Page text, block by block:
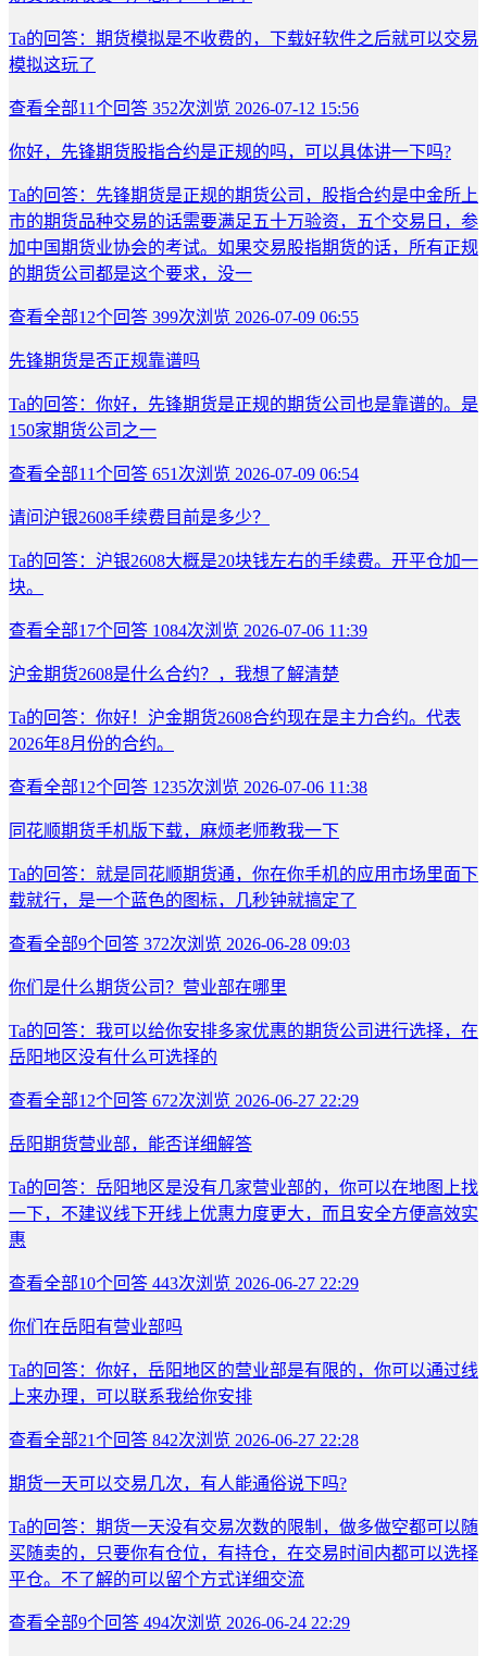
Ta的回答：期货模拟是不收费的，下载好软件之后就可以交易
模拟这玩了
查看全部11个回答 352次浏览 2026-07-12 15:56
你好，先锋期货股指合约是正规的吗，可以具体讲一下吗?
Ta的回答：先锋期货是正规的期货公司，股指合约是中金所上
市的期货品种交易的话需要满足五十万验资，五个交易日，参
加中国期货业协会的考试。如果交易股指期货的话，所有正规
的期货公司都是这个要求，没一
查看全部12个回答 399次浏览 2026-07-09 06:55
先锋期货是否正规靠谱吗
Ta的回答：你好，先锋期货是正规的期货公司也是靠谱的。是
150家期货公司之一
查看全部11个回答 651次浏览 2026-07-09 06:54
请问沪银2608手续费目前是多少？
Ta的回答：沪银2608大概是20块钱左右的手续费。开平仓加一
块。
查看全部17个回答 1084次浏览 2026-07-06 11:39
沪金期货2608是什么合约？，我想了解清楚
Ta的回答：你好！沪金期货2608合约现在是主力合约。代表
2026年8月份的合约。
查看全部12个回答 1235次浏览 2026-07-06 11:38
同花顺期货手机版下载，麻烦老师教我一下
Ta的回答：就是同花顺期货通，你在你手机的应用市场里面下
载就行，是一个蓝色的图标，几秒钟就搞定了
查看全部9个回答 372次浏览 2026-06-28 09:03
你们是什么期货公司？营业部在哪里
Ta的回答：我可以给你安排多家优惠的期货公司进行选择，在
岳阳地区没有什么可选择的
查看全部12个回答 672次浏览 2026-06-27 22:29
岳阳期货营业部，能否详细解答
Ta的回答：岳阳地区是没有几家营业部的，你可以在地图上找
一下，不建议线下开线上优惠力度更大，而且安全方便高效实
惠
查看全部10个回答 443次浏览 2026-06-27 22:29
你们在岳阳有营业部吗
Ta的回答：你好，岳阳地区的营业部是有限的，你可以通过线
上来办理，可以联系我给你安排
查看全部21个回答 842次浏览 2026-06-27 22:28
期货一天可以交易几次，有人能通俗说下吗?
Ta的回答：期货一天没有交易次数的限制，做多做空都可以随
买随卖的，只要你有仓位，有持仓，在交易时间内都可以选择
平仓。不了解的可以留个方式详细交流
查看全部9个回答 494次浏览 2026-06-24 22:29